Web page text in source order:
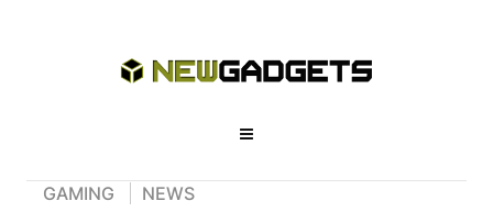
GAMING NEWS